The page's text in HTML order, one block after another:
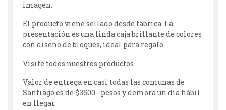
imagen.
El producto viene sellado desde fabrica. La
presentación es una linda caja brillante de colores
con diseño de bloques, ideal para regalo.
Visite todos nuestros productos.
Valor de entrega en casi todas las comunas de
Santiago es de $3500.- pesos y demora un día hábil
en llegar.